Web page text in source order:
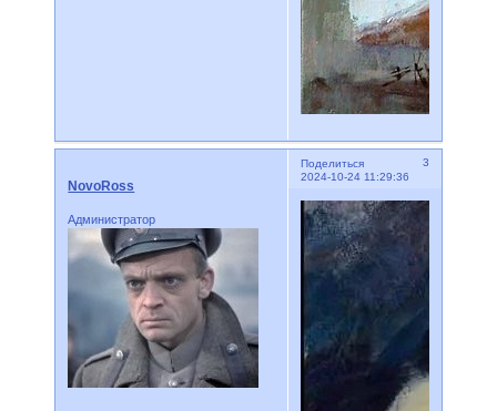
Поделиться
3
2024-10-24 11:29:36
NovoRoss
Администратор